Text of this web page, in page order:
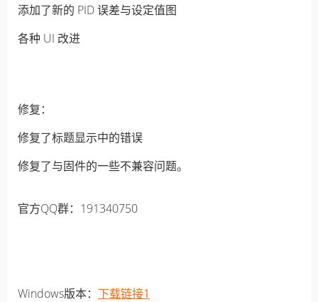
添加了新的 PID 误差与设定值图
各种 UI 改进
修复：
修复了标题显示中的错误
修复了与固件的一些不兼容问题。
官方QQ群：191340750
Windows版本： 下载链接1